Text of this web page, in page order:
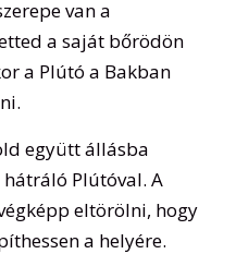
van a
a saját bőrödön
a Plútó a Bakban
együtt állásba
Plútóval. A
eltörölni, hogy
a helyére.